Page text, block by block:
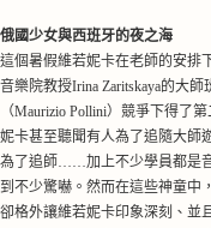
俄國少女與西班牙的夜之海
這個暑假維若妮卡在老師的安排
音樂院教授Irina Zaritskaya的大師
（Maurizio Pollini）競爭下得了
妮卡甚至聽聞有人為了追隨大師
為了追師……加上不少學員都是
到不少驚嚇。然而在這些神童中
卻格外讓維若妮卡印象深刻、並